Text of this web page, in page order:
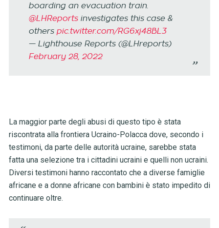
boarding an evacuation train.
@LHReportsinvestigates this case &
others pic.twitter.com/RG6xj48BL3
— Lighthouse Reports (@LHreports)
February 28, 2022
La maggior parte degli abusi di questo tipo è stata
riscontrata alla frontiera Ucraino-Polacca dove, secondo i
testimoni, da parte delle autorità ucraine, sarebbe stata
fatta una selezione tra i cittadini ucraini e quelli non ucraini.
Diversi testimoni hanno raccontato che a diverse famiglie
africane e a donne africane con bambini è stato impedito di
continuare oltre.